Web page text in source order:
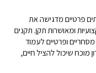
פרטיים מדגישה את
ומאושרות תקן. תקנים
ופרטיים לעמוד
שיכול להציל חיים,